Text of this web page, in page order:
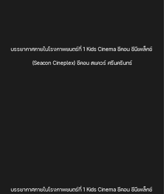
บรรยากาศภายในโรงภาพยนตร์ที่ 1 Kids Cinema ซีคอน ซีนีเพล็กซ์
(Seacon Cineplex) ซีคอน สแควร์ ศรีนครินทร์
บรรยากาศภายในโรงภาพยนตร์ที่ 1 Kids Cinema ซีคอน ซีนีเพล็กซ์